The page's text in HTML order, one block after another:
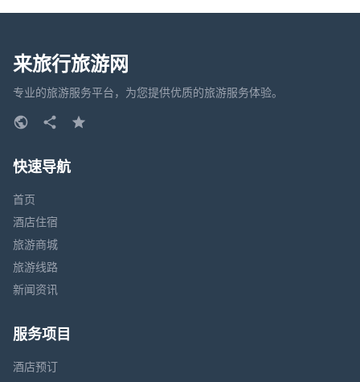
来旅行旅游网
专业的旅游服务平台，为您提供优质的旅游服务体验。
快速导航
首页
酒店住宿
旅游商城
旅游线路
新闻资讯
服务项目
酒店预订